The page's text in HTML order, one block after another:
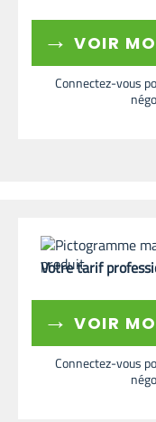
→ VOIR
Connectez-vous
Votre tarif
→ VOIR
Connectez-vous